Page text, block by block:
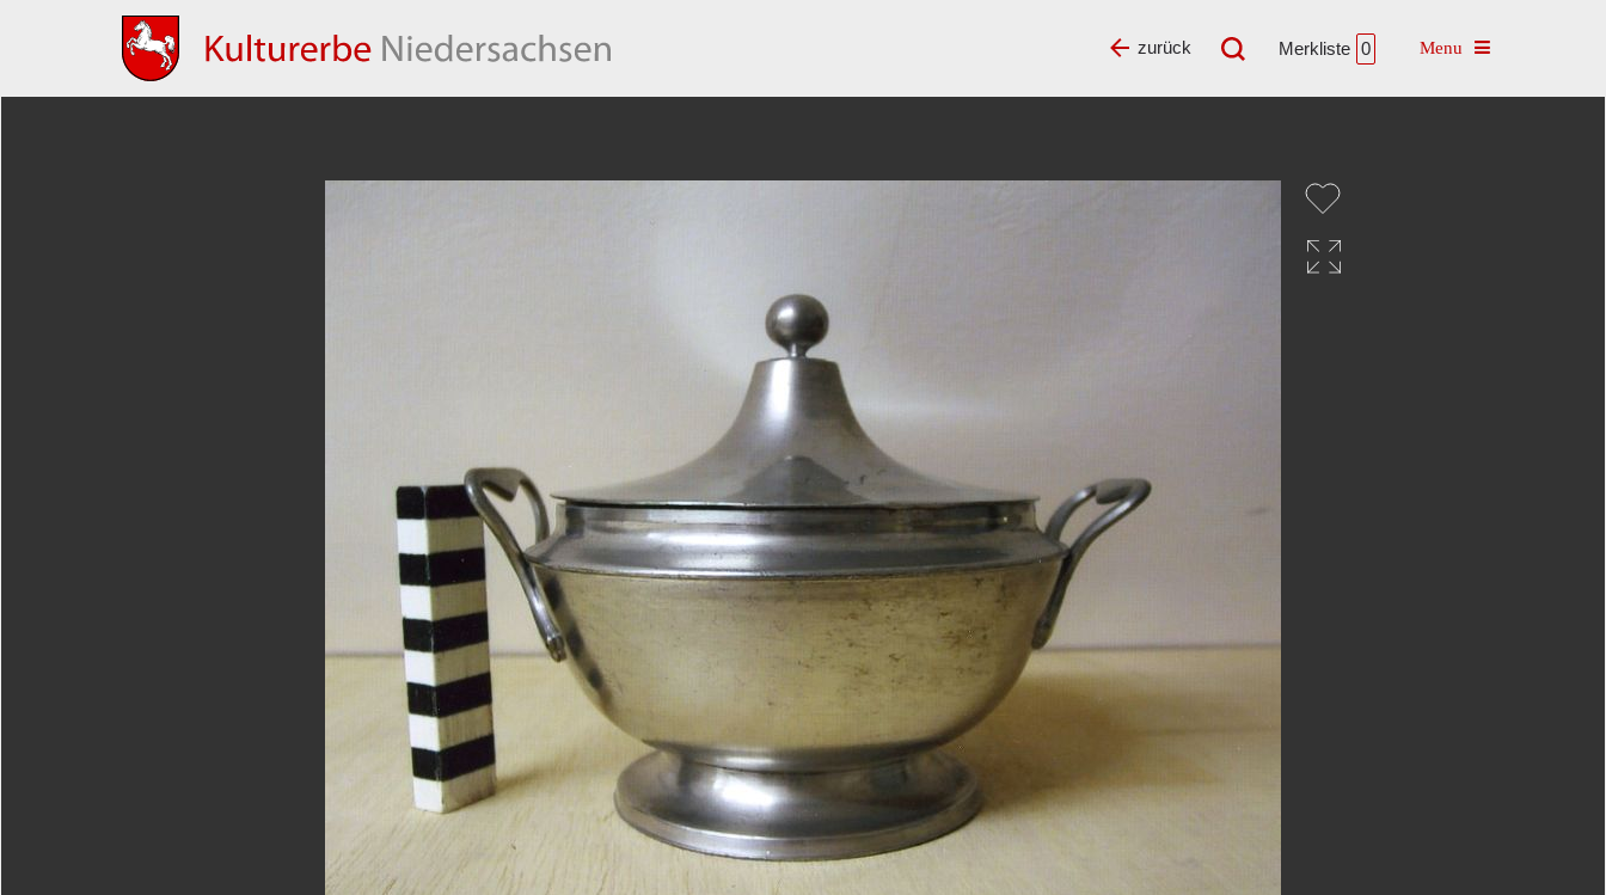
Merkliste 0 Toggle navigation
zurück